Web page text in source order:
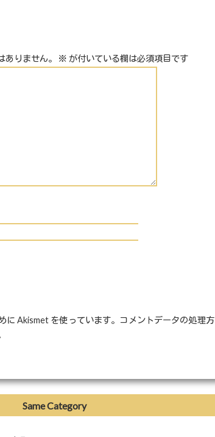
りません。 ※ が付いている欄は必須項目です
に Akismet を使っています。 コメントデータの処理方
Same Category